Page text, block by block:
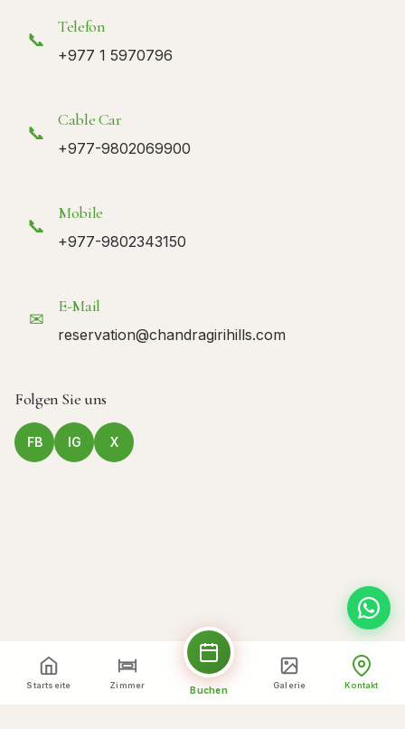
📞
Telefon
+977 1 5970796
📞
Cable Car
+977-9802069900
📞
Mobile
+977-9802343150
✉
E-Mail
reservation@chandragirihills.com
Folgen Sie uns
FB IG X
Startseite Zimmer Buchen Galerie Kontakt